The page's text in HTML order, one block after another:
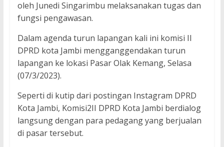
oleh Junedi Singarimbu melaksanakan tugas dan
fungsi pengawasan.
Dalam agenda turun lapangan kali ini komisi II
DPRD kota Jambi mengganggendakan turun
lapangan ke lokasi Pasar Olak Kemang, Selasa
(07/3/2023).
Seperti di kutip dari postingan Instagram DPRD
Kota Jambi, Komisi2II DPRD Kota Jambi berdialog
langsung dengan para pedagang yang berjualan
di pasar tersebut.